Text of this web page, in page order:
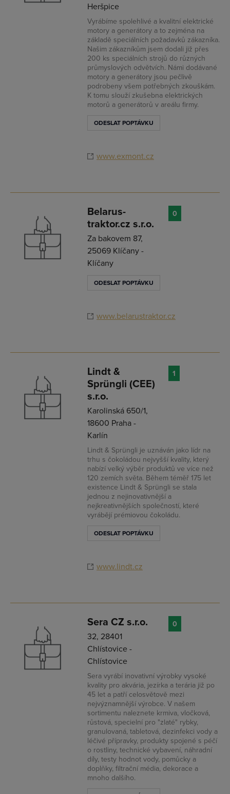
Heršpice
Vyrábíme spolehlivé a kvalitní elektrické
motory a generátory a to zejména na
základě speciálních požadavků zákazníka.
Našim zákazníkům jsem dodali již přes
200 ks speciálních strojů do různých
průmyslových odvětvích. Námi dodávané
motory a generátory jsou pečlivě
podrobeny všem potřebných zkouškám.
K tomu slouží zkušebna elektrických
motorů a generátorů v areálu firmy.
ODESLAT POPTÁVKU
www.exmont.cz
Belarus-
traktor.cz s.r.o.
Za bakovem 87,
25069 Klíčany -
Klíčany
ODESLAT POPTÁVKU
www.belarustraktor.cz
0
Lindt &
Sprüngli (CEE)
s.r.o.
Karolinská 650/1,
18600 Praha -
Karlín
Lindt & Sprüngli je uznáván jako lídr na
trhu s čokoládou nejvyšší kvality, který
nabízí velký výběr produktů ve více než
120 zemích světa. Během téměř 175 let
existence Lindt & Sprüngli se stala
jednou z nejinovativnější a
nejkreativnějších společností, které
vyrábějí prémiovou čokoládu.
ODESLAT POPTÁVKU
www.lindt.cz
1
Sera CZ s.r.o.
32, 28401
Chlístovice -
Chlístovice
Sera vyrábí inovativní výrobky vysoké
kvality pro akvária, jezírka a terária již po
45 let a patří celosvětově mezi
nejvýznamnější výrobce. V našem
sortimentu naleznete krmiva, vločková,
růstová, specielní pro "zlaté" rybky,
granulovaná, tabletová, dezinfekci vody a
léčivé přípravky, produkty spojené s péčí
o rostliny, technické vybavení, náhradní
díly, testy hodnot vody, pomůcky a
doplňky, filtrační média, dekorace a
mnoho dalšího.
0